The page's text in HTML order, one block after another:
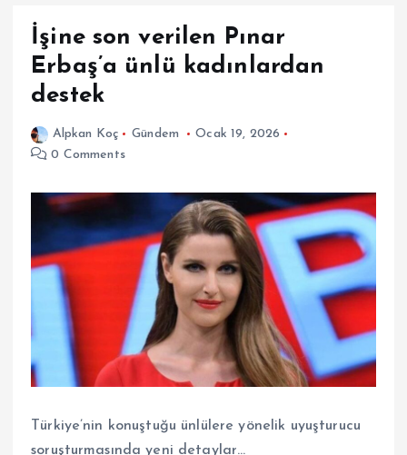
İşine son verilen Pınar
Erbaş’a ünlü kadınlardan
destek
Alpkan Koç Gündem
Ocak 19, 2026
0 Comments
Türkiye’nin konuştuğu ünlülere yönelik uyuşturucu
soruşturmasında yeni detaylar…